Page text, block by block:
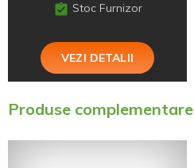
Stoc Furnizor
VEZI DETALII
Produse complementare